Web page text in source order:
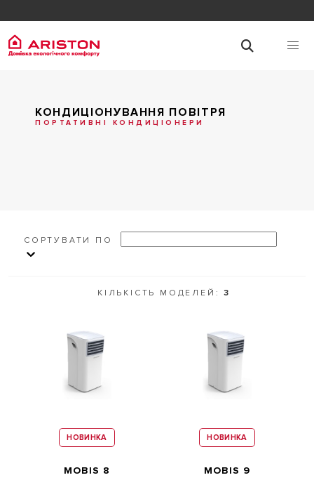
КОНДИЦІОНУВАННЯ ПОВІТРЯ
ПОРТАТИВНІ КОНДИЦІОНЕРИ
СОРТУВАТИ ПО
КІЛЬКІСТЬ МОДЕЛЕЙ​:3
НОВИНКА
MOBIS 8
НОВИНКА
MOBIS 9